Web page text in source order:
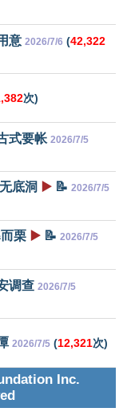
意 2026/7/6 (42,322
次)
式要帐 2026/7/5
底洞 ▶️ 📝 2026/7/5
栗 ▶️ 📝 2026/7/5
调查 2026/7/5
2026/7/5 (12,321次)
Inc.